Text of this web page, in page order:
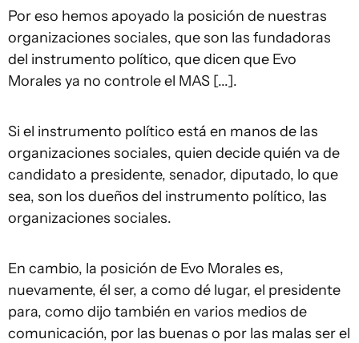
Por eso hemos apoyado la posición de nuestras
organizaciones sociales, que son las fundadoras
del instrumento político, que dicen que Evo
Morales ya no controle el MAS [...].
Si el instrumento político está en manos de las
organizaciones sociales, quien decide quién va de
candidato a presidente, senador, diputado, lo que
sea, son los dueños del instrumento político, las
organizaciones sociales.
En cambio, la posición de Evo Morales es,
nuevamente, él ser, a como dé lugar, el presidente
para, como dijo también en varios medios de
comunicación, por las buenas o por las malas ser el